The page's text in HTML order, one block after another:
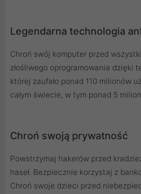
Legendarna technologia
Chroń swój komputer przed
złośliwego oprogramowania dzięki
której zaufało ponad 110 milionów
całym świecie, w tym ponad 5
Chroń swoją prywatność
Powstrzymaj hakerów przed
haseł. Bezpiecznie korzystaj z
Chroń swoje dzieci przed